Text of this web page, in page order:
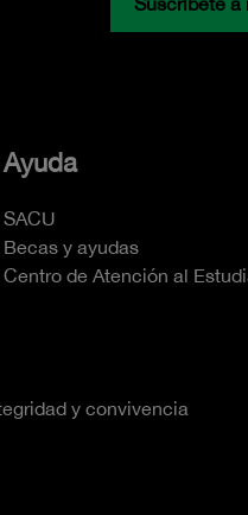
Ayuda
SACU
Becas y ayudas
Centro de Atención al
y convivencia